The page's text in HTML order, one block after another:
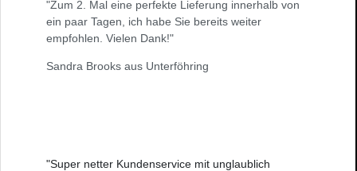
"Zum 2. Mal eine perfekte Lieferung innerhalb von
ein paar Tagen, ich habe Sie bereits weiter
empfohlen. Vielen Dank!"
Sandra Brooks aus Unterföhring
"Super netter Kundenservice mit unglaublich